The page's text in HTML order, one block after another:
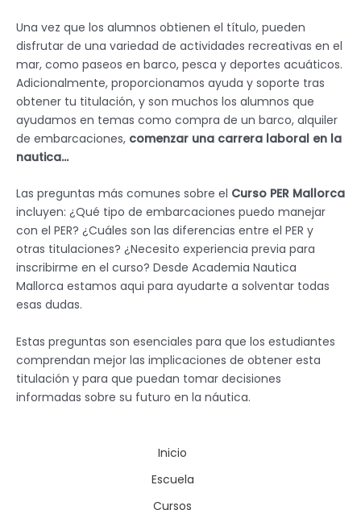
Una vez que los alumnos obtienen el título, pueden
disfrutar de una variedad de actividades recreativas en el
mar, como paseos en barco, pesca y deportes acuáticos.
Adicionalmente, proporcionamos ayuda y soporte tras
obtener tu titulación, y son muchos los alumnos que
ayudamos en temas como compra de un barco, alquiler
de embarcaciones, comenzar una carrera laboral en la
nautica…
Las preguntas más comunes sobre el Curso PER Mallorca
incluyen: ¿Qué tipo de embarcaciones puedo manejar
con el PER? ¿Cuáles son las diferencias entre el PER y
otras titulaciones? ¿Necesito experiencia previa para
inscribirme en el curso? Desde Academia Nautica
Mallorca estamos aqui para ayudarte a solventar todas
esas dudas.
Estas preguntas son esenciales para que los estudiantes
comprendan mejor las implicaciones de obtener esta
titulación y para que puedan tomar decisiones
informadas sobre su futuro en la náutica.
Inicio
Escuela
Cursos